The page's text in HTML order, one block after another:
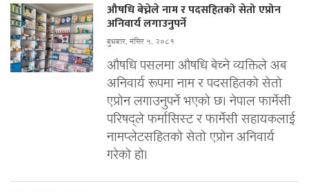
औषधि बेच्नेले नाम र पदसहितको सेतो एप्रोन
अनिवार्य लगाउनुपर्ने
बुधबार, मंसिर ५, २०८१
औषधि पसलमा औषधि बेच्ने व्यक्तिले अब
अनिवार्य रूपमा नाम र पदसहितको सेतो
एप्रोन लगाउनुपर्ने भएको छ। नेपाल फार्मेसी
परिषद्ले फर्मासिस्ट र फार्मेसी सहायकलाई
नामप्लेटसहितको सेतो एप्रोन अनिवार्य
गरेको हो।